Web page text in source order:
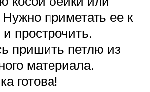
приметать ее к
прострочить.
пришить петлю из
материала.
готова!